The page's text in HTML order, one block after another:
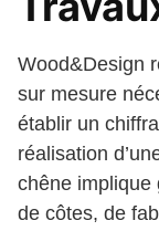
Wood&Design
sur mesure
établir un
réalisation
chêne implique
de côtes, de